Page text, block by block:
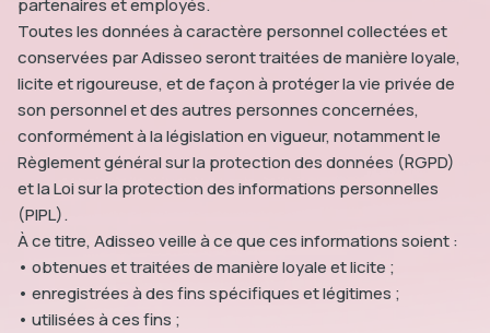
partenaires et employés.
Toutes les données à caractère personnel collectées et
conservées par Adisseo seront traitées de manière loyale,
licite et rigoureuse, et de façon à protéger la vie privée de
son personnel et des autres personnes concernées,
conformément à la législation en vigueur, notamment le
Règlement général sur la protection des données (RGPD)
et la Loi sur la protection des informations personnelles
(PIPL).
À ce titre, Adisseo veille à ce que ces informations soient :
• obtenues et traitées de manière loyale et licite ;
• enregistrées à des fins spécifiques et légitimes ;
• utilisées à ces fins ;